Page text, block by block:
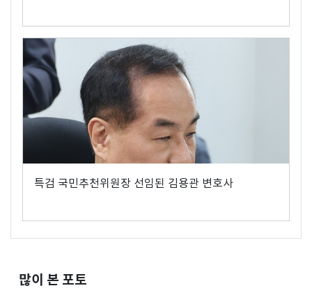
특검 국민추천위원장 선임된 김용관 변호사
많이 본 포토